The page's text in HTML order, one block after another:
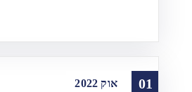
01 אוק 2022